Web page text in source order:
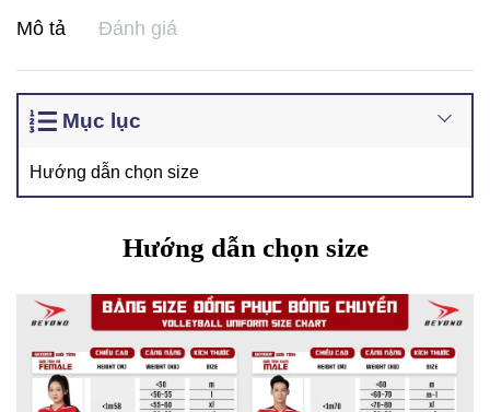
Mô tả Đánh giá
Mục lục
Hướng dẫn chọn size
Hướng dẫn chọn size